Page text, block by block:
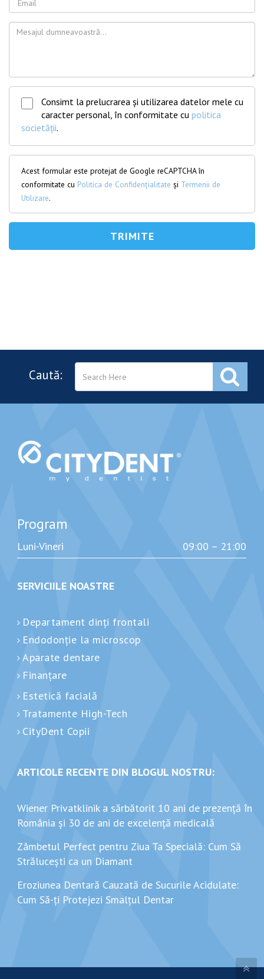
Consimt la prelucrarea și utilizarea datelor mele cu
caracter personal, în conformitate cu politica
societății.
Acest formular este protejat de Google reCAPTCHA în
conformitate cu Politica de Confidențialitate și Termenii de
Utilizare.
Caută:
Program
Luni-Vineri 09:00 – 21:00
SERVICIILE NOASTRE
Departament dinți frontali
Endodonție la microscop
Aparate dentare
Finanțare
Estetică facială
Tratamente High-Tech
CityDent Copii
ARTICOLE RECENTE DIN BLOGUL NOSTRU:
Wiener Privatklinik a sărbătorit 10 ani de prezență în
România și 30 de ani de excelență medicală
Zâmbetul Perfect pentru Ziua Ta Specială: Cum Să
Strălucești ca un Diamant
Eroziunea Dentară Cauzată de Sucurile Acidulate:
Cum Să-ți Protejezi Smalțul Dentar